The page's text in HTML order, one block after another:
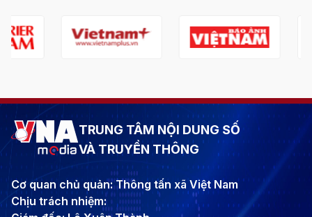
TRUNG TÂM NỘI DUNG SỐ
VÀ TRUYỀN THÔNG
Cơ quan chủ quản: Thông tấn xã Việt Nam
Chịu trách nhiệm: